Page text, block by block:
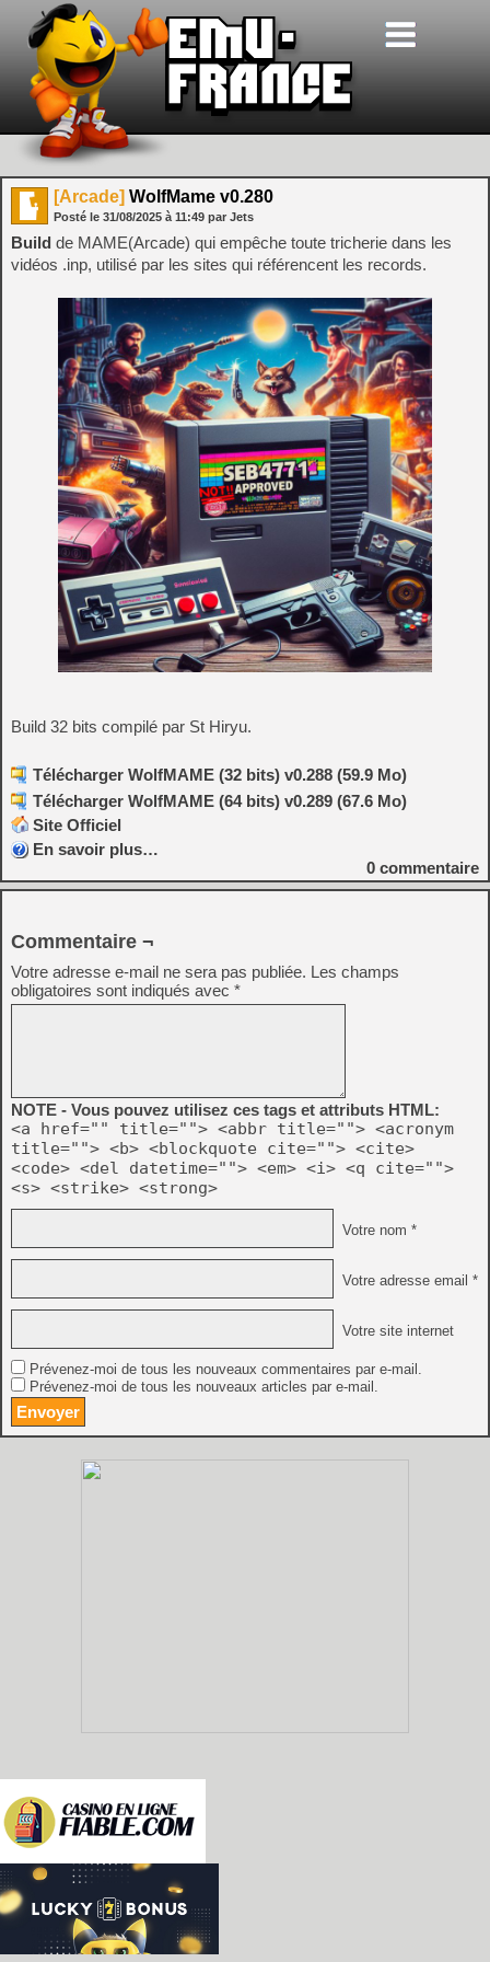
[Arcade] WolfMame v0.280
Posté le 31/08/2025 à 11:49 par Jets
Build de MAME(Arcade) qui empêche toute tricherie dans les
vidéos .inp, utilisé par les sites qui référencent les records.
Build 32 bits compilé par St Hiryu.
Télécharger WolfMAME (32 bits) v0.288 (59.9 Mo)
Télécharger WolfMAME (64 bits) v0.289 (67.6 Mo)
Site Officiel
En savoir plus…
0 commentaire
Commentaire ¬
Votre adresse e-mail ne sera pas publiée. Les champs
obligatoires sont indiqués avec *
NOTE - Vous pouvez utilisez ces tags et attributs HTML:
<a href="" title=""> <abbr title=""> <acronym
title=""> <b> <blockquote cite=""> <cite>
<code> <del datetime=""> <em> <i> <q cite="">
<s> <strike> <strong>
Votre nom *
Votre adresse email *
Votre site internet
Prévenez-moi de tous les nouveaux commentaires par e-mail.
Prévenez-moi de tous les nouveaux articles par e-mail.